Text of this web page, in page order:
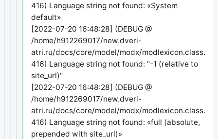
416) Language string not found: «System
default»
[2022-07-20 16:48:28] (DEBUG @
/home/h912269017/new.dveri-
atri.ru/docs/core/model/modx/
416) Language string not found: "-1 (relative to
site_url)"
[2022-07-20 16:48:28] (DEBUG @
/home/h912269017/new.dveri-
atri.ru/docs/core/model/modx/
416) Language string not found: «full (absolute,
prepended with site_url)»